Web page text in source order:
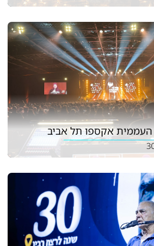
העממית אקספו תל אביב